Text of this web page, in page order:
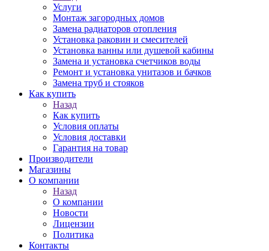
Услуги
Монтаж загородных домов
Замена радиаторов отопления
Установка раковин и смесителей
Установка ванны или душевой кабины
Замена и установка счетчиков воды
Ремонт и установка унитазов и бачков
Замена труб и стояков
Как купить
Назад
Как купить
Условия оплаты
Условия доставки
Гарантия на товар
Производители
Магазины
О компании
Назад
О компании
Новости
Лицензии
Политика
Контакты